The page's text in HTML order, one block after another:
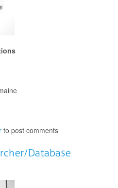
to post comments
Database